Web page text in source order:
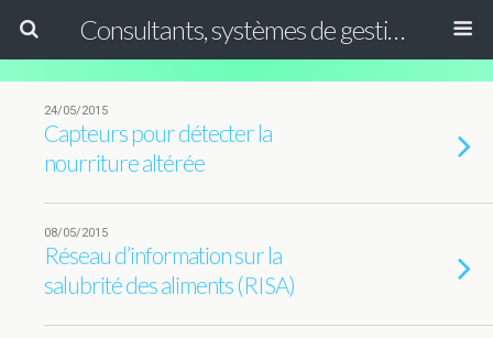
Consultants, systèmes de gestion ISO, HACCP et GFSI
24/05/2015
Capteurs pour détecter la
nourriture altérée
08/05/2015
Réseau d’information sur la
salubrité des aliments (RISA)